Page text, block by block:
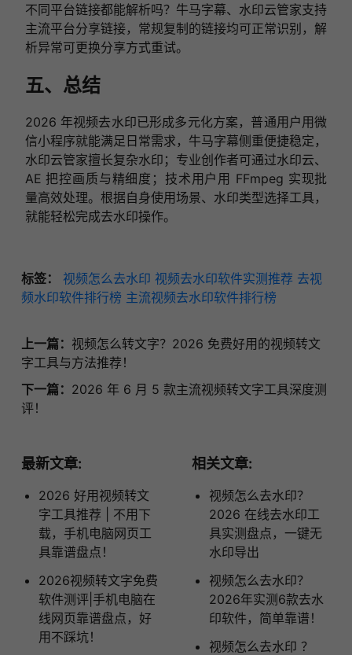
不同平台链接都能解析吗？牛马字幕、水印云管家支持
主流平台分享链接，常规复制的链接均可正常识别，解
析异常可更换分享方式重试。
五、总结
2026 年视频去水印已形成多元化方案，普通用户用微
信小程序就能满足日常需求，牛马字幕侧重便捷稳定，
水印云管家擅长复杂水印；专业创作者可通过水印云、
AE 把控画质与精细度；技术用户用 FFmpeg 实现批
量高效处理。根据自身使用场景、水印类型选择工具，
就能轻松完成去水印操作。
标签： 视频怎么去水印 视频去水印软件实测推荐 去视
频水印软件排行榜 主流视频去水印软件排行榜
上一篇： 视频怎么转文字？2026 免费好用的视频转文
字工具与方法推荐！
下一篇： 2026 年 6 月 5 款主流视频转文字工具深度测
评！
最新文章:
2026 好用视频转文
字工具推荐 | 不用下
载，手机电脑网页工
具靠谱盘点！
2026视频转文字免费
软件测评|手机电脑在
线网页靠谱盘点，好
用不踩坑！
相关文章:
视频怎么去水印？
2026 在线去水印工
具实测盘点，一键无
水印导出
视频怎么去水印？
2026年实测6款去水
印软件，简单靠谱！
视频怎么去水印 ？